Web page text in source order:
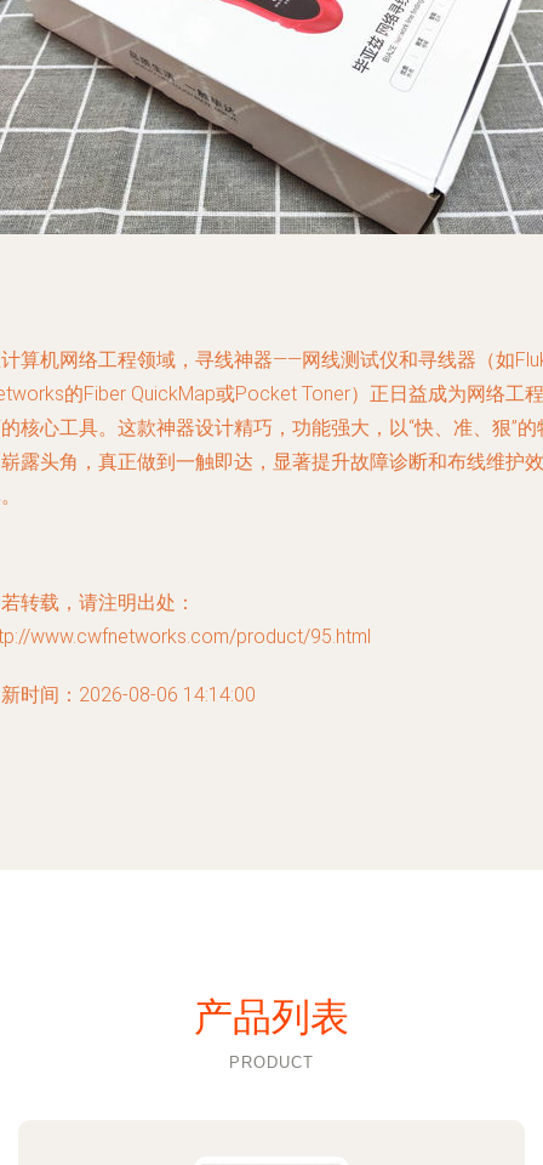
算机网络工程领域，寻线神器——网线测试仪和寻线器（如
的Fiber QuickMap或Pocket Toner）正日益成为网络工程
核心工具。这款神器设计精巧，功能强大，以“快、准、狠”的
露头角，真正做到一触即达，显著提升故障诊断和布线维护效
转载，请注明出处：
www.cwfnetworks.com/product/95.html
时间：2026-08-06 14:14:00
产品列表
PRODUCT